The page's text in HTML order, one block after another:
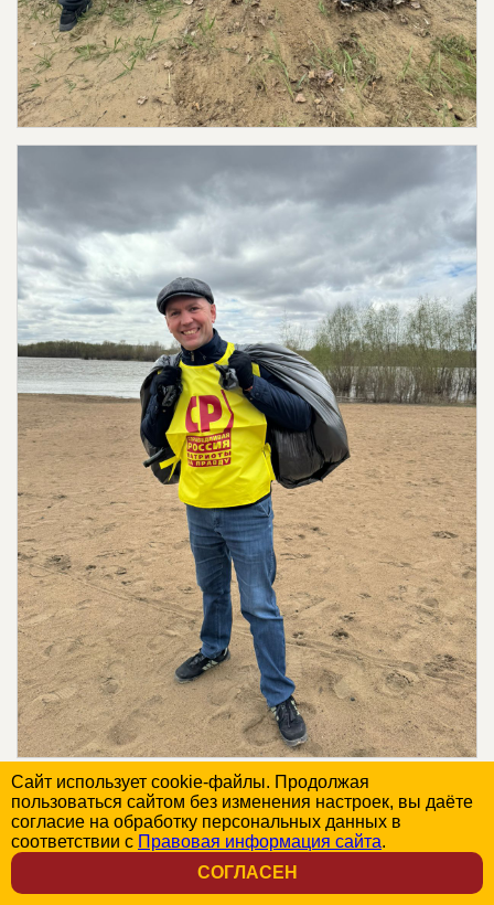
Сайт использует cookie-файлы. Продолжая
пользоваться сайтом без изменения настроек, вы даёте
согласие на обработку персональных данных в
соответствии с Правовая информация сайта.
СОГЛАСЕН